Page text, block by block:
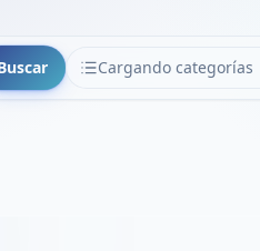
Cargando categorías
CATEGORÍAS